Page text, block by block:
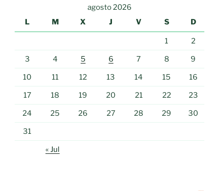
agosto 2026
L
M X J V S D
1 2
3 4 5 6 7 8 9
10 11 12 13 14 15 16
17 18 19 20 21 22 23
24 25 26 27 28 29 30
31
« Jul